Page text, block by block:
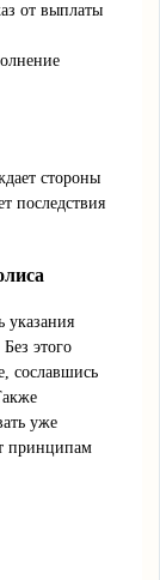
от выплаты
стороны
последствия
указания
этого
сославшись
уже
принципам